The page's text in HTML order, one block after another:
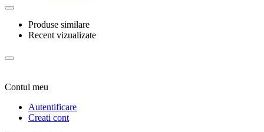
Produse similare
Recent vizualizate
Contul meu
Autentificare
Creati cont